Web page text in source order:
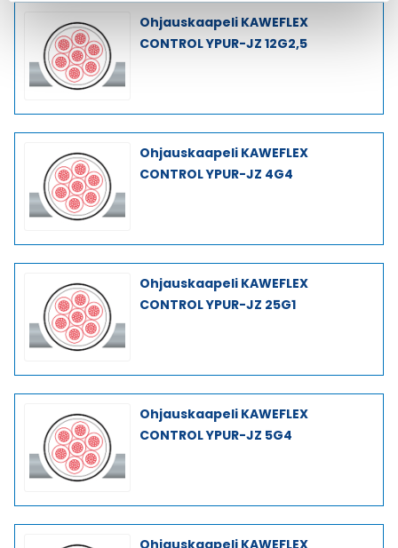
Ohjauskaapeli KAWEFLEX
CONTROL YPUR-JZ 12G2,5
Ohjauskaapeli KAWEFLEX
CONTROL YPUR-JZ 4G4
Ohjauskaapeli KAWEFLEX
CONTROL YPUR-JZ 25G1
Ohjauskaapeli KAWEFLEX
CONTROL YPUR-JZ 5G4
Ohjauskaapeli KAWEFLEX